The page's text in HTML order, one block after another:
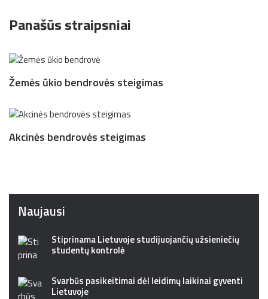
Panašūs straipsniai
Žemės ūkio bendrovės steigimas
Akcinės bendrovės steigimas
Naujausi
Stiprinama Lietuvoje studijuojančių užsieniečių
studentų kontrolė
Svarbūs pasikeitimai dėl leidimų laikinai gyventi
Lietuvoje